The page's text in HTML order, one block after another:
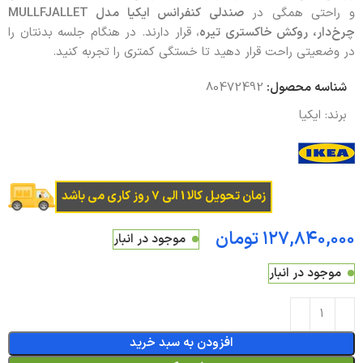
و راحتی همگی در
صندلی کنفرانس ایکیا مدل MULLFJALLET
چرخ‌دار، روکش خاکستری تیره، قرار دارند. در هنگام جلسه بدنتان را
در وضعیتی راحت قرار دهید تا خستگی کمتری را تجربه کنید.
شناسه محصول: 80472492
برند: ایکیا
زمان تحویل کالا 1 الی 7 روز کاری می باشد
تومان
موجود در انبار
موجود در انبار
افزودن به سبد خرید